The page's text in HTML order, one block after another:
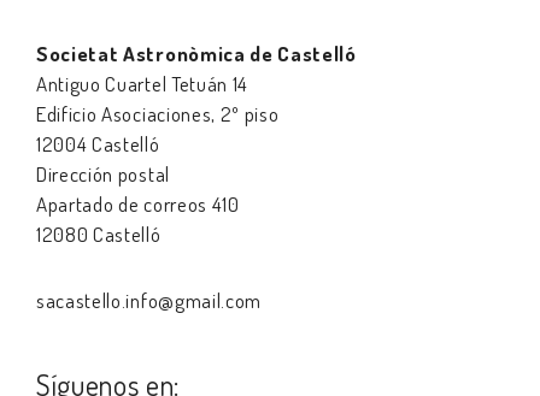
Societat Astronòmica de Castelló
Antiguo Cuartel Tetuán 14
Edificio Asociaciones, 2º piso
12004 Castelló
Dirección postal
Apartado de correos 410
12080 Castelló
sacastello.info@gmail.com
Síguenos en: